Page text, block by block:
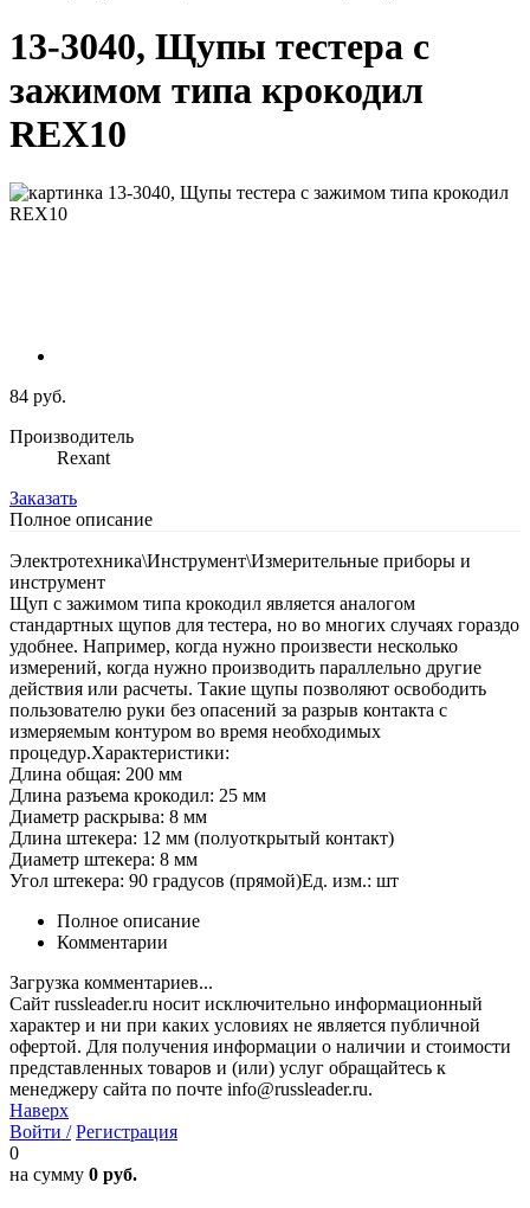
13-3040, Щупы тестера с
зажимом типа крокодил
REX10
84 руб.
Производитель
Rexant
Заказать
Полное описание
Электротехника\Инструмент\Измерительные приборы и
инструмент
Щуп с зажимом типа крокодил является аналогом
стандартных щупов для тестера, но во многих случаях гораздо
удобнее. Например, когда нужно произвести несколько
измерений, когда нужно производить параллельно другие
действия или расчеты. Такие щупы позволяют освободить
пользователю руки без опасений за разрыв контакта с
измеряемым контуром во время необходимых
процедур.Характеристики:
Длина общая: 200 мм
Длина разъема крокодил: 25 мм
Диаметр раскрыва: 8 мм
Длина штекера: 12 мм (полуоткрытый контакт)
Диаметр штекера: 8 мм
Угол штекера: 90 градусов (прямой)Ед. изм.: шт
Полное описание
Комментарии
Загрузка комментариев...
Сайт russleader.ru носит исключительно информационный
характер и ни при каких условиях не является публичной
офертой. Для получения информации о наличии и стоимости
представленных товаров и (или) услуг обращайтесь к
менеджеру сайта по почте info@russleader.ru.
Наверх
Войти / Регистрация
0
на сумму 0 руб.